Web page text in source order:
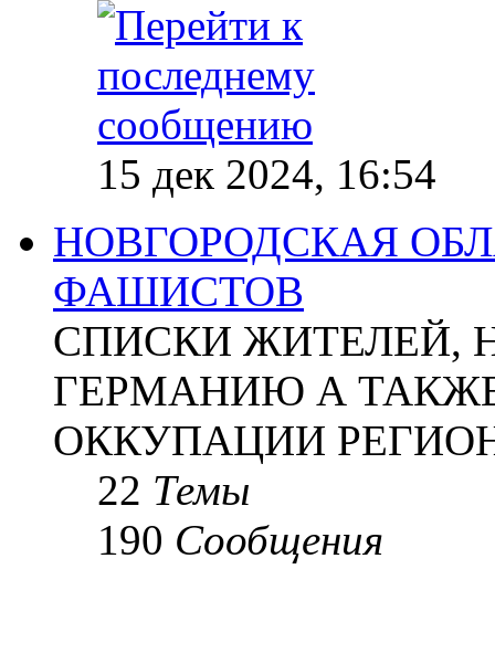
15 дек 2024, 16:54
НОВГОРОДСКАЯ
ФАШИСТОВ
СПИСКИ ЖИТЕЛЕЙ,
ГЕРМАНИЮ А
ОККУПАЦИИ
22 Темы
190 Сообщения